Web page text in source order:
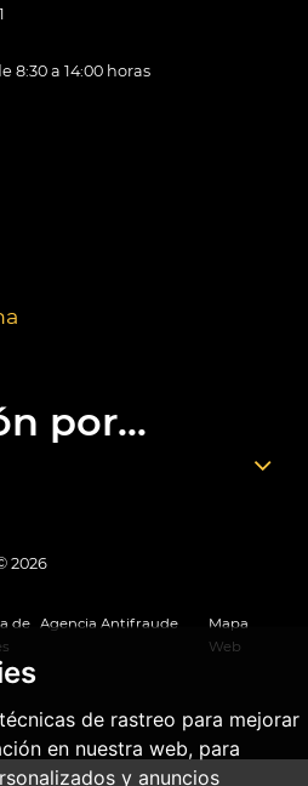
de rastreo para mejorar
en nuestra web, para
y anuncios
8:30 a 14:00 horas
por...
2026
de Agencia Antifraude
Mapa
Web